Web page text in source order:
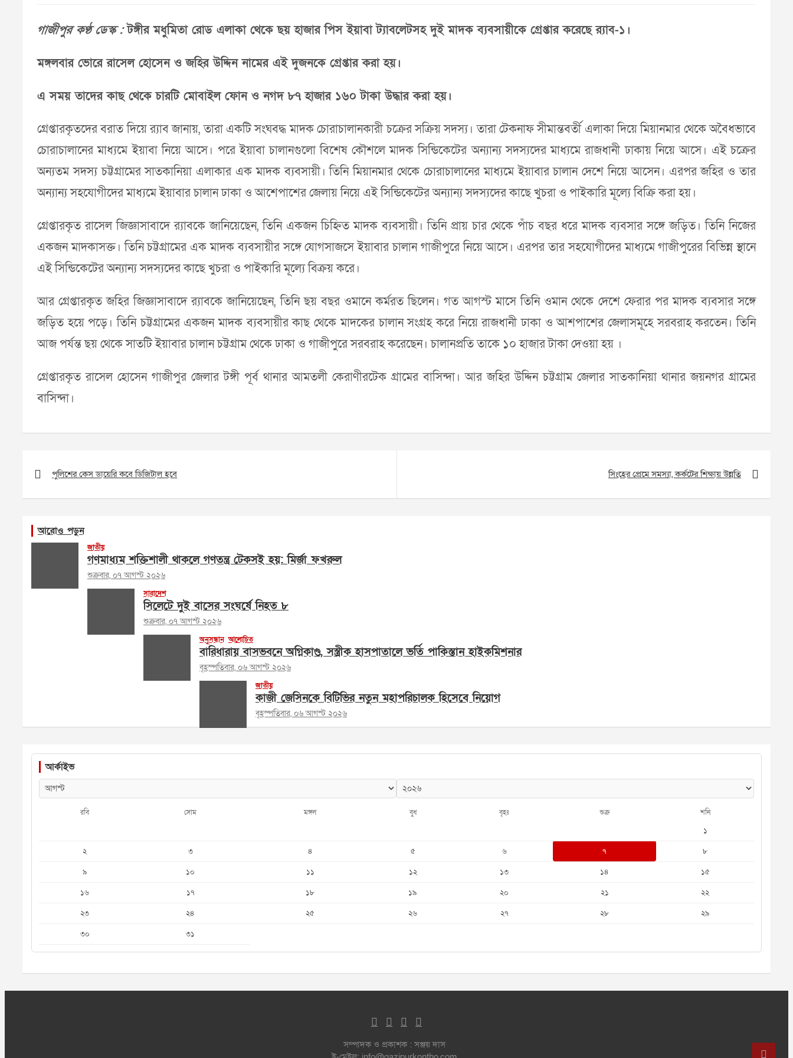
গাজীপুর কণ্ঠ ডেস্ক :টঙ্গীর মধুমিতা রোড এলাকা থেকে ছয় হাজার পিস ইয়াবা ট্যাবলেটসহ দুই মাদক ব্যবসায়ীকে গ্রেপ্তার করেছে র‌্যাব-১।
মঙ্গলবার ভোরে রাসেল হোসেন ও জহির উদ্দিন নামের এই দুজনকে গ্রেপ্তার করা হয়।
এ সময় তাদের কাছ থেকে চারটি মোবাইল ফোন ও নগদ ৮৭ হাজার ১৬০ টাকা উদ্ধার করা হয়।
গ্রেপ্তারকৃতদের বরাত দিয়ে র‌্যাব জানায়, তারা একটি সংঘবদ্ধ মাদক চোরাচালানকারী চক্রের সক্রিয় সদস্য। তারা টেকনাফ সীমান্তবর্তী এলাকা দিয়ে মিয়ানমার থেকে অবৈধভাবে
চোরাচালানের মাধ্যমে ইয়াবা নিয়ে আসে। পরে ইয়াবা চালানগুলো বিশেষ কৌশলে মাদক সিন্ডিকেটের অন্যান্য সদস্যদের মাধ্যমে রাজধানী ঢাকায় নিয়ে আসে। এই চক্রের
অন্যতম সদস্য চট্টগ্রামের সাতকানিয়া এলাকার এক মাদক ব্যবসায়ী। তিনি মিয়ানমার থেকে চোরাচালানের মাধ্যমে ইয়াবার চালান দেশে নিয়ে আসেন। এরপর জহির ও তার
অন্যান্য সহযোগীদের মাধ্যমে ইয়াবার চালান ঢাকা ও আশেপাশের জেলায় নিয়ে এই সিন্ডিকেটের অন্যান্য সদস্যদের কাছে খুচরা ও পাইকারি মূল্যে বিক্রি করা হয়।
গ্রেপ্তারকৃত রাসেল জিজ্ঞাসাবাদে র‌্যাবকে জানিয়েছেন, তিনি একজন চিহ্নিত মাদক ব্যবসায়ী। তিনি প্রায় চার থেকে পাঁচ বছর ধরে মাদক ব্যবসার সঙ্গে জড়িত। তিনি নিজের
একজন মাদকাসক্ত। তিনি চট্টগ্রামের এক মাদক ব্যবসায়ীর সঙ্গে যোগসাজসে ইয়াবার চালান গাজীপুরে নিয়ে আসে। এরপর তার সহযোগীদের মাধ্যমে গাজীপুরের বিভিন্ন স্থানে
এই সিন্ডিকেটের অন্যান্য সদস্যদের কাছে খুচরা ও পাইকারি মূল্যে বিক্রয় করে।
আর গ্রেপ্তারকৃত জহির জিজ্ঞাসাবাদে র‌্যাবকে জানিয়েছেন, তিনি ছয় বছর ওমানে কর্মরত ছিলেন। গত আগস্ট মাসে তিনি ওমান থেকে দেশে ফেরার পর মাদক ব্যবসার সঙ্গে
জড়িত হয়ে পড়ে। তিনি চট্টগ্রামের একজন মাদক ব্যবসায়ীর কাছ থেকে মাদকের চালান সংগ্রহ করে নিয়ে রাজধানী ঢাকা ও আশপাশের জেলাসমূহে সরবরাহ করতেন। তিনি
আজ পর্যন্ত ছয় থেকে সাতটি ইয়াবার চালান চট্টগ্রাম থেকে ঢাকা ও গাজীপুরে সরবরাহ করেছেন। চালানপ্রতি তাকে ১০ হাজার টাকা দেওয়া হয় ।
গ্রেপ্তারকৃত রাসেল হোসেন গাজীপুর জেলার টঙ্গী পূর্ব থানার আমতলী কেরাণীরটেক গ্রামের বাসিন্দা। আর জহির উদ্দিন চট্টগ্রাম জেলার সাতকানিয়া থানার জয়নগর গ্রামের
বাসিন্দা।
navigation
পুলিশের কেস ডায়েরি কবে ডিজিটাল হবে সিংহের প্রেমে সমস্যা, কর্কটের শিক্ষায় উন্নতি
আরোও পড়ুন
জাতীয়
গণমাধ্যম শক্তিশালী থাকলে গণতন্ত্র টেকসই হয়: মির্জা ফখরুল
শুক্রবার, ০৭ আগস্ট ২০২৬
সারাদেশ
সিলেটে দুই বাসের সংঘর্ষে নিহত ৮
শুক্রবার, ০৭ আগস্ট ২০২৬
অনুসন্ধান আলোচিত
বারিধারায় বাসভবনে অগ্নিকাণ্ড, সস্ত্রীক হাসপাতালে ভর্তি পাকিস্তান হাইকমিশনার
বৃহস্পতিবার, ০৬ আগস্ট ২০২৬
জাতীয়
কাজী জেসিনকে বিটিভির নতুন মহাপরিচালক হিসেবে নিয়োগ
বৃহস্পতিবার, ০৬ আগস্ট ২০২৬
আর্কাইভ
রবি সোম মঙ্গল বুধ বৃহঃ শুক্র শনি
১
২
৩ ৪ ৫ ৬ ৭
৮
৯
১০ ১১ ১২ ১৩ ১৪
১৫
১৬
১৭ ১৮ ১৯ ২০ ২১
২২
২৩
২৪ ২৫ ২৬ ২৭ ২৮
২৯
৩০
৩১
সম্পাদক ও প্রকাশক : সঞ্জয় দাস